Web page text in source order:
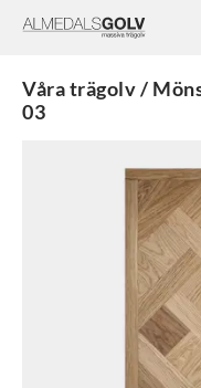
Våra trägolv /
03